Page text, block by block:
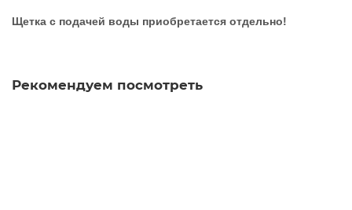
Щетка с подачей воды приобретается отдельно!
Рекомендуем посмотреть